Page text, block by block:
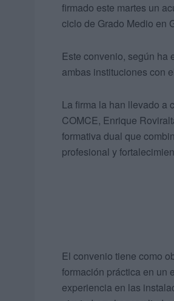
firmado este martes un
ciclo de Grado Medio en
Este convenio, según ha
ambas instituciones con
La firma la han llevado a
COMCE, Enrique
formativa dual que
profesional y
El convenio tiene como
formación práctica en un
experiencia en las